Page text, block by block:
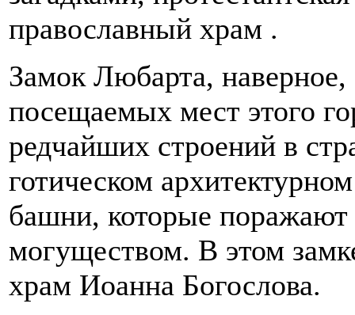
православный храм .
Замок Любарта,
посещаемых мест этого
редчайших строений в
готическом
башни, которые
могуществом. В этом
храм Иоанна Богослова.